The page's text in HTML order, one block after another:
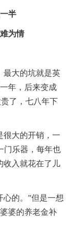
半
为情
大的坑就是英
年，后来变成
了，七八年下
大的开销，一
门乐器，每年也
收入就花在了儿
的。”但是一想
婆的养老金补